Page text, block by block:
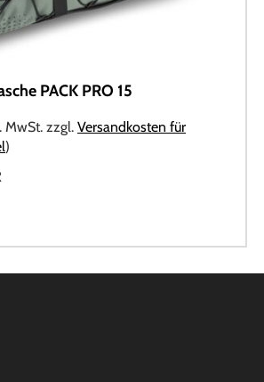
PACK PRO 15
MwSt. zzgl. Versandkosten für
)